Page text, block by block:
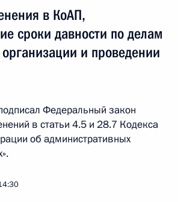
в КоАП,
сроки давности по делам
и проведении
Федеральный закон
в статьи 4.5 и 28.7 Кодекса
об административных